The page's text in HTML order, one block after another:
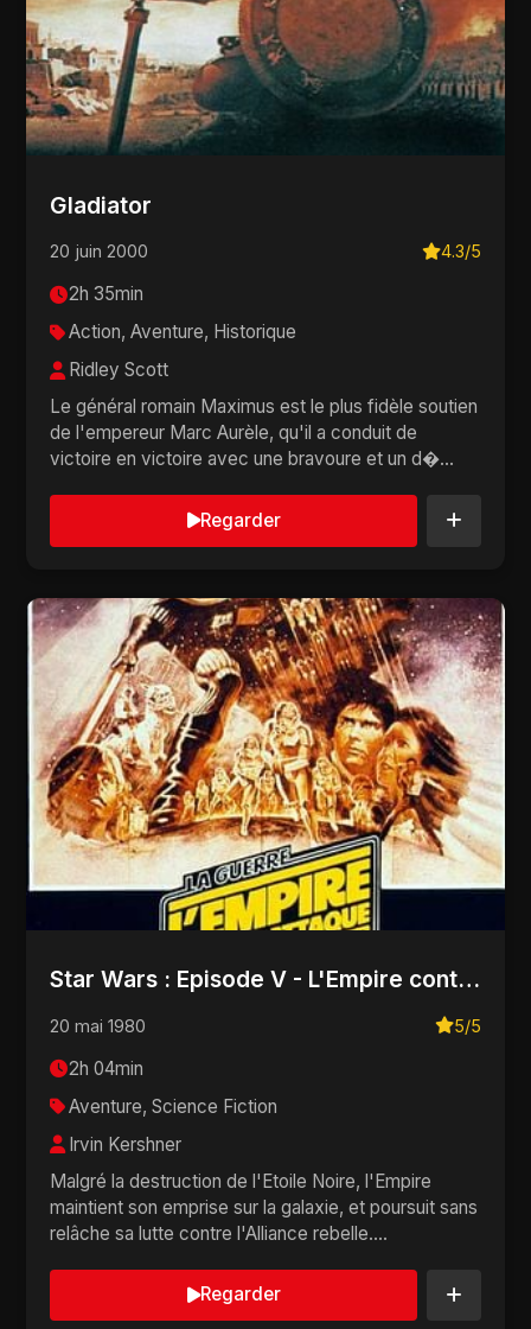
Gladiator
20 juin 2000 4.3/5
2h 35min
Action, Aventure, Historique
Ridley Scott
Le général romain Maximus est le plus fidèle soutien
de l'empereur Marc Aurèle, qu'il a conduit de
victoire en victoire avec une bravoure et un d�...
Regarder
Star Wars : Episode V - L'Empire contre-attaque
20 mai 1980 5/5
2h 04min
Aventure, Science Fiction
Irvin Kershner
Malgré la destruction de l'Etoile Noire, l'Empire
maintient son emprise sur la galaxie, et poursuit sans
relâche sa lutte contre l'Alliance rebelle....
Regarder